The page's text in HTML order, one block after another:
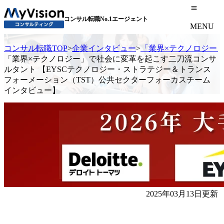
コンサル転職No.1エージェント
MENU
コンサル転職TOP>企業インタビュー> 「業界×テクノロジー
「業界×テクノロジー」で社会に変革を起こす二刀流コンサ
ルタント 【EYSCテクノロジー・ストラテジー＆トランス
フォーメーション（TST）公共セクターフォーカスチーム
インタビュー】
2025年03月13日更新